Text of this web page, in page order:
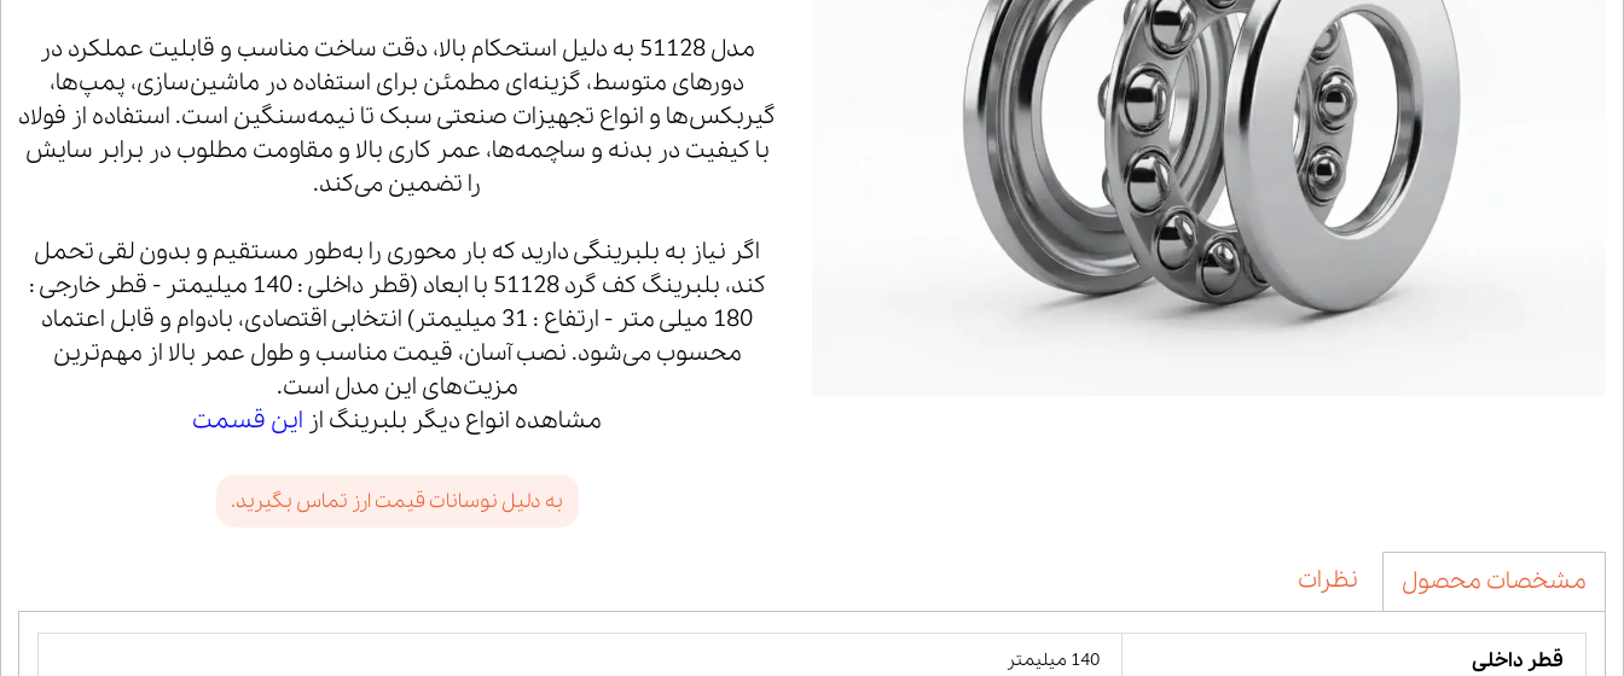
مدل 51128 به دلیل استحکام بالا، دقت ساخت مناسب و قابلیت عملکرد در
دورهای متوسط، گزینه‌ای مطمئن برای استفاده در ماشین‌سازی، پمپ‌ها،
گیربکس‌ها و انواع تجهیزات صنعتی سبک تا نیمه‌سنگین است. استفاده از فولاد
با کیفیت در بدنه و ساچمه‌ها، عمر کاری بالا و مقاومت مطلوب در برابر سایش
را تضمین می‌کند.
اگر نیاز به بلبرینگی دارید که بار محوری را به‌طور مستقیم و بدون لقی تحمل
کند، بلبرینگ کف گرد 51128 با ابعاد (قطر داخلی : 140 میلیمتر - قطر خارجی :
180 میلی متر - ارتفاع : 31 میلیمتر) انتخابی اقتصادی، بادوام و قابل اعتماد
محسوب می‌شود. نصب آسان، قیمت مناسب و طول عمر بالا از مهم‌ترین
مزیت‌های این مدل است.
مشاهده انواع دیگر بلبرینگ از این قسمت
به دلیل نوسانات قیمت ارز تماس بگیرید.
مشخصات محصول نظرات
قطر داخلی 140 میلیمتر